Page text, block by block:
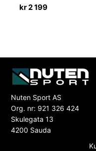
kr2 199
Nuten Sport AS
Org. nr: 921 326 424
Skulegata 13
4200 Sauda